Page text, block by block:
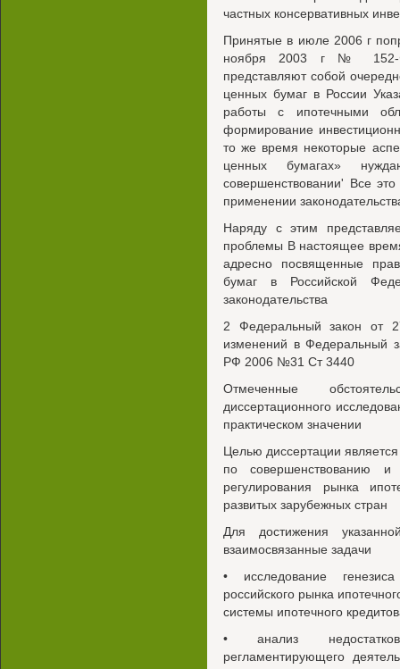
частных консервативных
Принятые в июле 2006 г
ноября 2003 г № 152-
представляют собой
ценных бумаг в России
работы с ипотечными
формирование
то же время некоторые
ценных бумагах»
совершенствовании' Все
применении
Наряду с этим
проблемы В настоящее
адресно посвященные
бумаг в Российской
законодательства
2 Федеральный закон от
изменений в Федеральный
РФ 2006 №31 Ст 3440
Отмеченные
диссертационного
практическом значении
Целью диссертации
по совершенствованию и
регулирования рынка
развитых зарубежных стран
Для достижения
взаимосвязанные задачи
• исследование
российского рынка
системы ипотечного
• анализ недостатков
регламентирующего